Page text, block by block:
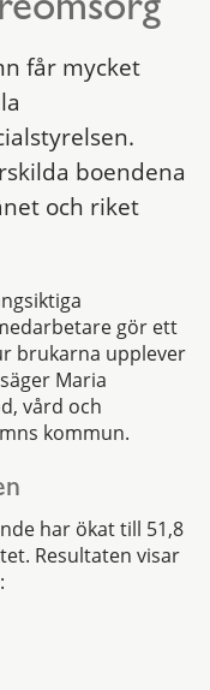
får mycket
boendena
och riket
gör ett
brukarna upplever
säger Maria
vård och
kommun.
har ökat till 51,8
Resultaten visar